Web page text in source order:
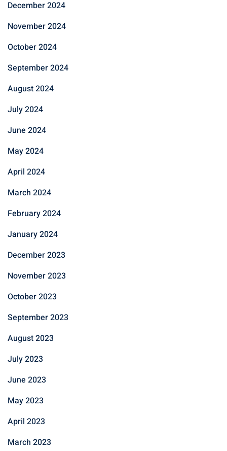
December 2024
November 2024
October 2024
September 2024
August 2024
July 2024
June 2024
May 2024
April 2024
March 2024
February 2024
January 2024
December 2023
November 2023
October 2023
September 2023
August 2023
July 2023
June 2023
May 2023
April 2023
March 2023